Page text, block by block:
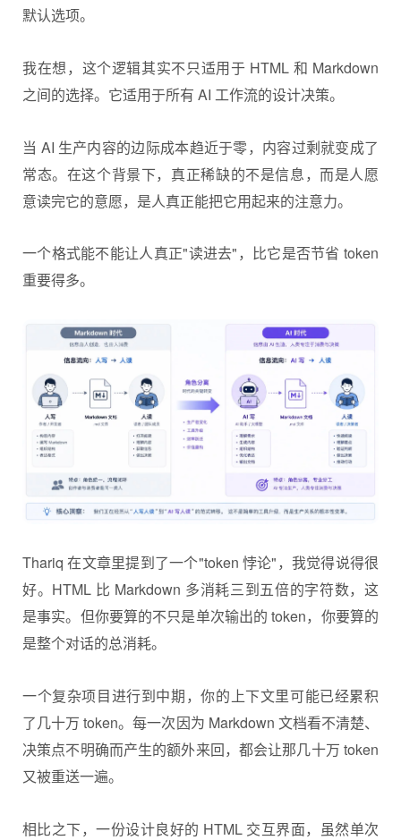
默认选项。
我在想，这个逻辑其实不只适用于 HTML 和 Markdown
之间的选择。它适用于所有 AI 工作流的设计决策。
当 AI 生产内容的边际成本趋近于零，内容过剩就变成了
常态。在这个背景下，真正稀缺的不是信息，而是人愿
意读完它的意愿，是人真正能把它用起来的注意力。
一个格式能不能让人真正"读进去"，比它是否节省 token
重要得多。
Thariq 在文章里提到了一个"token 悖论"，我觉得说得很
好。HTML 比 Markdown 多消耗三到五倍的字符数，这
是事实。但你要算的不只是单次输出的 token，你要算的
是整个对话的总消耗。
一个复杂项目进行到中期，你的上下文里可能已经累积
了几十万 token。每一次因为 Markdown 文档看不清楚、
决策点不明确而产生的额外来回，都会让那几十万 token
又被重送一遍。
相比之下，一份设计良好的 HTML 交互界面，虽然单次